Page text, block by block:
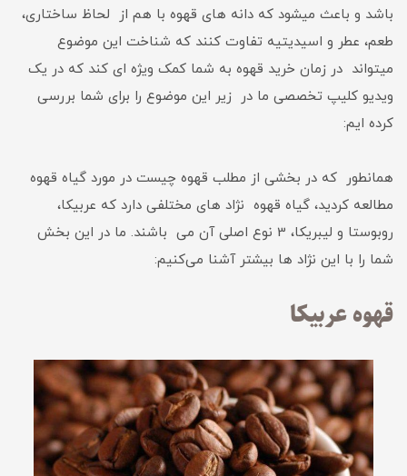
باشد و باعث میشود که دانه های قهوه با هم از لحاظ ساختاری،
طعم، عطر و اسیدیتیه تفاوت کنند که شناخت این موضوع
میتواند در زمان خرید قهوه به شما کمک ویژه ای کند که در یک
ویدیو کلیپ تخصصی ما در زیر این موضوع را برای شما بررسی
کرده ایم:
همانطور که در بخشی از مطلب قهوه چیست در مورد گیاه قهوه
مطالعه کردید، گیاه قهوه نژاد های مختلفی دارد که عربیکا،
روبوستا و لیبریکا، 3 نوع اصلی آن می باشند. ما در این بخش
شما را با این نژاد ها بیشتر آشنا می‌کنیم:
قهوه عربیکا